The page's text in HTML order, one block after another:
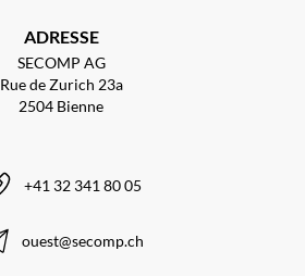
ADRESSE
SECOMP AG
Rue de Zurich 23a
2504 Bienne
+41 32 341 80 05
ouest@secomp.ch